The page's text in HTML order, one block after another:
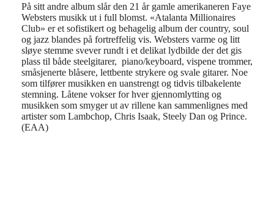
På sitt andre album slår den 21 år gamle amerikaneren Faye
Websters musikk ut i full blomst. «Atalanta Millionaires
Club» er et sofistikert og behagelig album der country, soul
og jazz blandes på fortreffelig vis. Websters varme og litt
sløye stemme svever rundt i et delikat lydbilde der det gis
plass til både steelgitarer, piano/keyboard, vispene trommer,
småsjenerte blåsere, lettbente strykere og svale gitarer. Noe
som tilfører musikken en uanstrengt og tidvis tilbakelente
stemning. Låtene vokser for hver gjennomlytting og
musikken som smyger ut av rillene kan sammenlignes med
artister som Lambchop, Chris Isaak, Steely Dan og Prince.
(EAA)